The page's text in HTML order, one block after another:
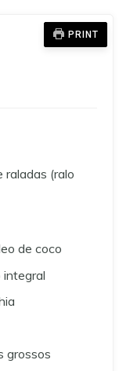
PRINT
raladas (ralo
de coco
integral
grossos